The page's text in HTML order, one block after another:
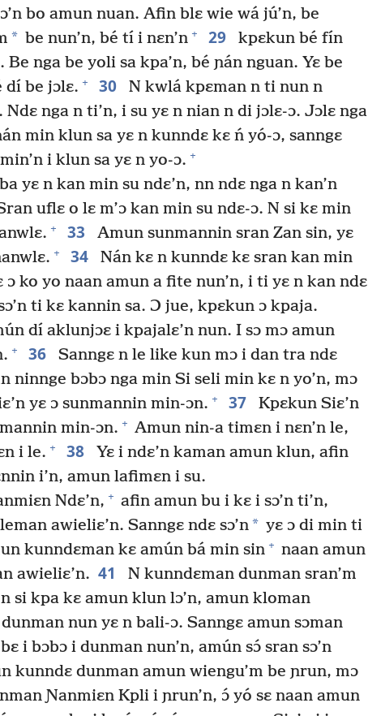
bo amun nuan. Afin blɛ wie wá jú’n, be
* be nun’n, bé tí i nɛn’n + 29
kpɛkun bé fín
nga be yoli sa kpa’n, bé ɲán nguan. Yɛ be
dí be jɔlɛ. + 30
N kwlá kpɛman n ti nun n
nga n ti’n, i su yɛ n nian n di jɔlɛ-ɔ. Jɔlɛ nga
min klun sa yɛ n kunndɛ kɛ ń yó-ɔ, sanngɛ
i klun sa yɛ n yo-ɔ. +
yɛ n kan min su ndɛ’n, nn ndɛ nga n kan’n
uflɛ o lɛ m’ɔ kan min su ndɛ-ɔ. N si kɛ min
+ 33
Amun sunmannin sran Zan sin, yɛ
+ 34
Nán kɛ n kunndɛ kɛ sran kan min
ɔ ko yo naan amun a fite nun’n, i ti yɛ n kan ndɛ
ti kɛ kannin sa. Ɔ jue, kpɛkun ɔ kpaja.
dí aklunjɔɛ i kpajalɛ’n nun. I sɔ mɔ amun
+ 36
Sanngɛ n le like kun mɔ i dan tra ndɛ
ninnge bɔbɔ nga min Si seli min kɛ n yo’n, mɔ
yɛ ɔ sunmannin min-ɔn. + 37
Kpɛkun Siɛ’n
min-ɔn. + Amun nin-a timɛn i nɛn’n le,
i le. + 38
Yɛ i ndɛ’n kaman amun klun, afin
i’n, amun lafimɛn i su.
Ndɛ’n, + afin amun bu i kɛ i sɔ’n ti’n,
awieliɛ’n. Sanngɛ ndɛ sɔ’n* yɛ ɔ di min ti
kunndɛman kɛ amún bá min sin + naan amun
awieliɛ’n. 41
N kunndɛman dunman sran’m
si kpa kɛ amun klun lɔ’n, amun kloman
nun yɛ n bali-ɔ. Sanngɛ amun sɔman
i bɔbɔ i dunman nun’n, amún sɔ́ sran sɔ’n
kunndɛ dunman amun wiengu’m be ɲrun, mɔ
Ɲanmiɛn Kpli i ɲrun’n, ɔ́ yó sɛ naan amun